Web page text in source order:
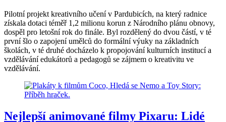
Pilotní projekt kreativního učení v Pardubicích, na který radnice
získala dotaci téměř 1,2 milionu korun z Národního plánu obnovy,
dospěl pro letošní rok do finále. Byl rozdělený do dvou částí, v té
první šlo o zapojení umělců do formální výuky na základních
školách, v té druhé docházelo k propojování kulturních institucí a
vzdělávání edukátorů a pedagogů se zájmem o kreativitu ve
vzdělávání.
Nejlepší animované filmy Pixaru: Lidé